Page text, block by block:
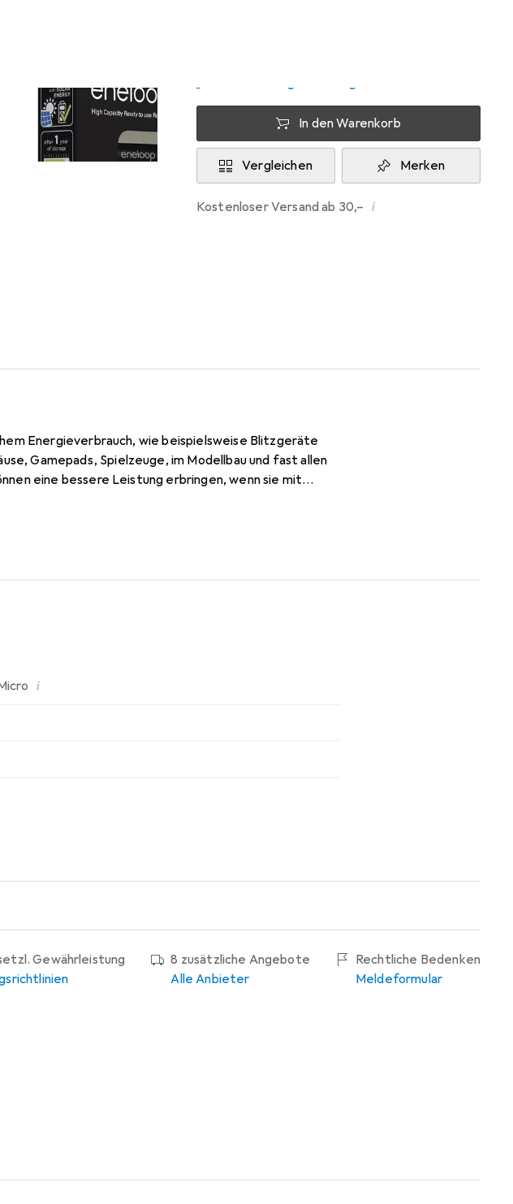
In den Warenkorb
Vergleichen Merken
Kostenloser Versand ab 30,– i
Energieverbrauch, wie beispielsweise Blitzgeräte
Gamepads, Spielzeuge, im Modellbau und fast allen
eine bessere Leistung erbringen, wenn sie mit
i
Gewährleistung
8 zusätzliche Angebote
Alle Anbieter
Rechtliche Bedenken
Meldeformular